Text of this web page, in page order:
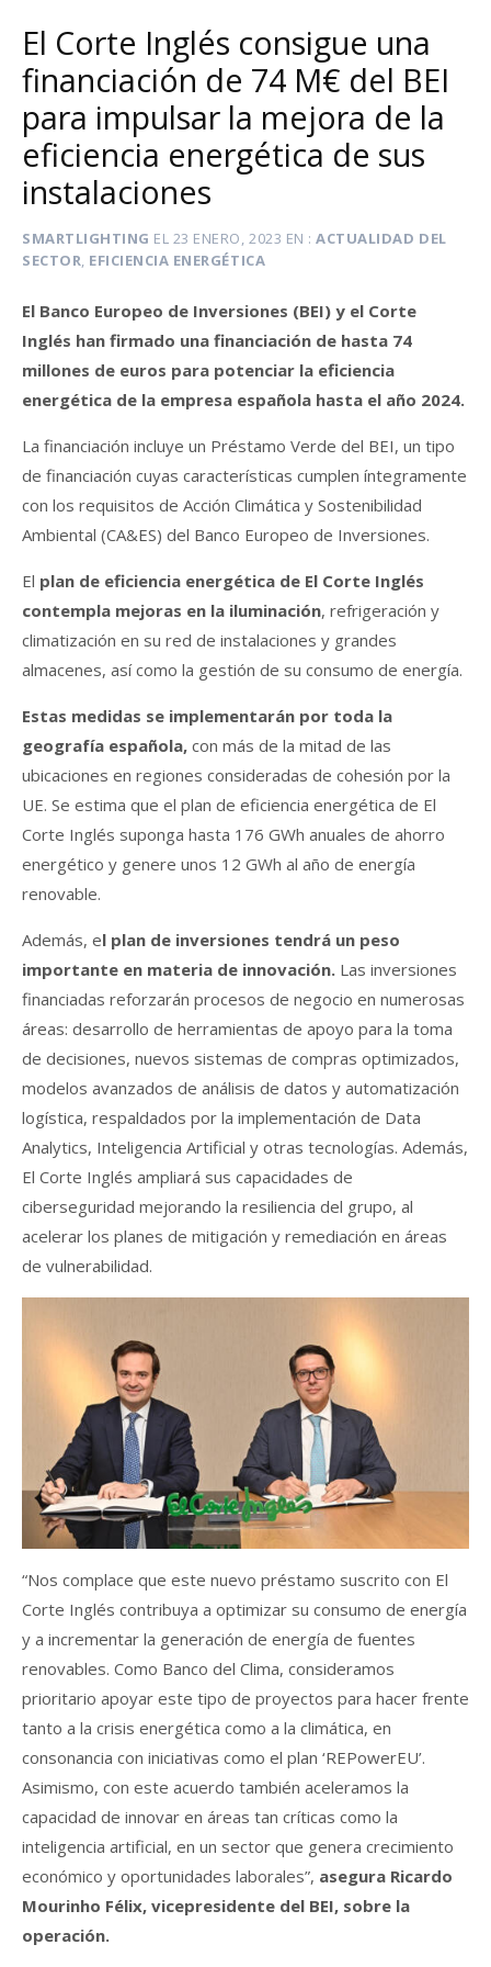
El Corte Inglés consigue una
financiación de 74 M€ del BEI
para impulsar la mejora de la
eficiencia energética de sus
instalaciones
SMARTLIGHTING EL 23 ENERO, 2023 EN
ACTUALIDAD DEL
SECTOR, EFICIENCIA ENERGÉTICA
El Banco Europeo de Inversiones (BEI) y el Corte
Inglés han firmado una financiación de hasta 74
millones de euros para potenciar la eficiencia
energética de la empresa española hasta el año 2024.
La financiación incluye un Préstamo Verde del BEI, un tipo
de financiación cuyas características cumplen íntegramente
con los requisitos de Acción Climática y Sostenibilidad
Ambiental (CA&ES) del Banco Europeo de Inversiones.
El plan de eficiencia energética de El Corte Inglés
contempla mejoras en la iluminación, refrigeración y
climatización en su red de instalaciones y grandes
almacenes, así como la gestión de su consumo de energía.
Estas medidas se implementarán por toda la
geografía española, con más de la mitad de las
ubicaciones en regiones consideradas de cohesión por la
UE. Se estima que el plan de eficiencia energética de El
Corte Inglés suponga hasta 176 GWh anuales de ahorro
energético y genere unos 12 GWh al año de energía
renovable.
Además, el plan de inversiones tendrá un peso
importante en materia de innovación. Las inversiones
financiadas reforzarán procesos de negocio en numerosas
áreas: desarrollo de herramientas de apoyo para la toma
de decisiones, nuevos sistemas de compras optimizados,
modelos avanzados de análisis de datos y automatización
logística, respaldados por la implementación de Data
Analytics, Inteligencia Artificial y otras tecnologías. Además,
El Corte Inglés ampliará sus capacidades de
ciberseguridad mejorando la resiliencia del grupo, al
acelerar los planes de mitigación y remediación en áreas
de vulnerabilidad.
“Nos complace que este nuevo préstamo suscrito con El
Corte Inglés contribuya a optimizar su consumo de energía
y a incrementar la generación de energía de fuentes
renovables. Como Banco del Clima, consideramos
prioritario apoyar este tipo de proyectos para hacer frente
tanto a la crisis energética como a la climática, en
consonancia con iniciativas como el plan ‘REPowerEU’.
Asimismo, con este acuerdo también aceleramos la
capacidad de innovar en áreas tan críticas como la
inteligencia artificial, en un sector que genera crecimiento
económico y oportunidades laborales”, asegura Ricardo
Mourinho Félix, vicepresidente del BEI, sobre la
operación.